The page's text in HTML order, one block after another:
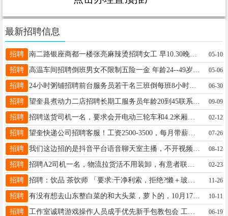
最新招聘信息
招聘 南二路银座商都一楼张亮麻辣烫招聘女工 早10.30晚10.30 下午4.30晚10.30 非诚勿扰 非诚勿扰谢谢 15184568206 05-10
招聘 05-06
招聘 24小时粥铺招聘前台服务员若干名三班倒每班8小时没有值班，同时招长夜班服务员5000，联系电话☎13555358887微信同步 06-30
招聘 09-09
招聘 02-12
招聘 望奎快递公司招聘客服！工资2500-3500，每月带薪休两天。男女不限，高中毕业，20-35周岁（如有经验，无年龄限制)。咨询16645628000 07-26
招聘 08-12
招聘 02-23
招聘 11-26
招聘 有没有想去山东整白菜的和大头菜，萝卜的，10月17号出发，有去的联系我，15945551970。 10-11
招聘 06-19